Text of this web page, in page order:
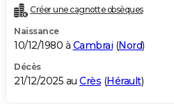
Créer une cagnotte obsèques
Naissance
10/12/1980 à Cambrai (Nord)
Décès
21/12/2025 au Crès (Hérault)